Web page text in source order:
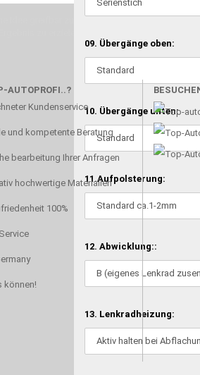
09. Übergänge oben:
10. Übergänge unten:
11.Aufpolsterung:
12. Abwicklung::
13. Lenkradheizung:
AUTOPROFI..?
Kundenservice
und kompetente Beratung
bearbeitung Ihrer Anfragen
hochwertige Materialien
100%
können!